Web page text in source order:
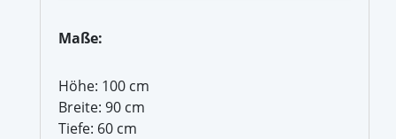
Maße:
Höhe: 100 cm
Breite: 90 cm
Tiefe: 60 cm